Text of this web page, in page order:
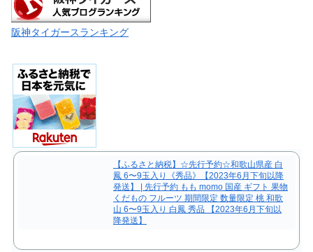
阪神タイガースランキング
【ふるさと納税】☆先行予約☆和歌山県産 白
鳳 6〜9玉入り《秀品》【2023年6月下旬以降
発送】 | 先行予約 もも momo 国産 ギフト 果物
くだもの フルーツ 期間限定 数量限定 桃 和歌
山 6〜9玉入り 白鳳 秀品 【2023年6月下旬以
降発送】